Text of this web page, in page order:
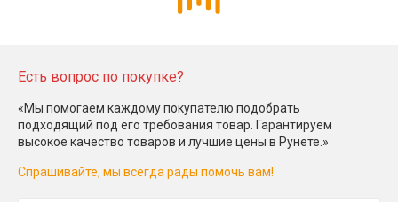
Есть вопрос по покупке?
«Мы помогаем каждому покупателю подобрать
подходящий под его требования товар. Гарантируем
высокое качество товаров и лучшие цены в Рунете.»
Спрашивайте, мы всегда рады помочь вам!